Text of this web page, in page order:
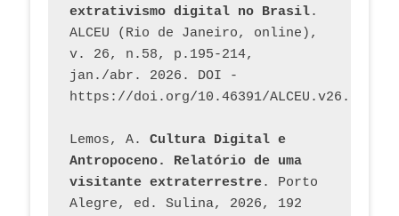
extrativismo digital no Brasil.
ALCEU (Rio de Janeiro, online),
v. 26, n.58, p.195-214,
jan./abr. 2026. DOI -
https://doi.org/10.46391/
Lemos, A. Cultura Digital e
Antropoceno. Relatório de uma
visitante extraterrestre. Porto
Alegre, ed. Sulina, 2026, 192